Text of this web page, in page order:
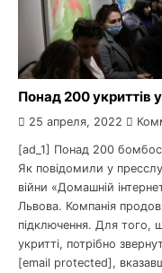
Понад 200 укриттів
25 апреля, 2022
[ad_1] Понад 200
Як повідомили у
війни «Домашній
Львова. Компанія
підключення. Для того,
укритті, потрібно
[email protected],